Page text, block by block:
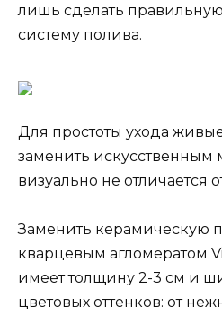
лишь сделать
систему полива.
Для простоты ухода
заменить искусственным
визуально не отличается
Заменить керамическую
кварцевым агломератом
имеет толщину 2-3 см и
цветовых оттенков: от